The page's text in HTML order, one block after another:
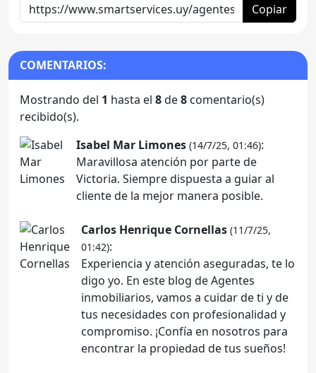
Copiar
COMENTARIOS:
Mostrando del 1 hasta el 8de8 comentario(s)
recibido(s).
Isabel Mar Limones (14/7/25, 01:46):
Maravillosa atención por parte de
Victoria. Siempre dispuesta a guiar al
cliente de la mejor manera posible.
Carlos Henrique Cornellas (11/7/25,
01:42):
Experiencia y atención aseguradas, te lo
digo yo. En este blog de Agentes
inmobiliarios, vamos a cuidar de ti y de
tus necesidades con profesionalidad y
compromiso. ¡Confía en nosotros para
encontrar la propiedad de tus sueños!